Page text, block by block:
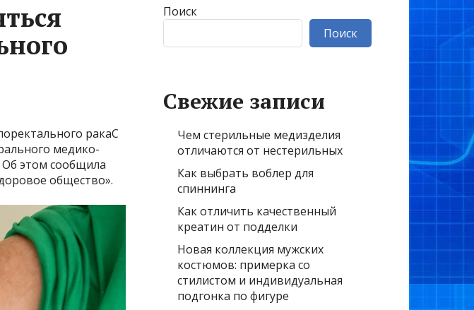
ракаС
медико-
Об этом сообщила
общество».
Поиск
Поиск
Свежие записи
Чем стерильные медизделия
отличаются от нестерильных
Как выбрать воблер для
спиннинга
Как отличить качественный
креатин от подделки
Новая коллекция мужских
костюмов: примерка со
стилистом и индивидуальная
подгонка по фигуре